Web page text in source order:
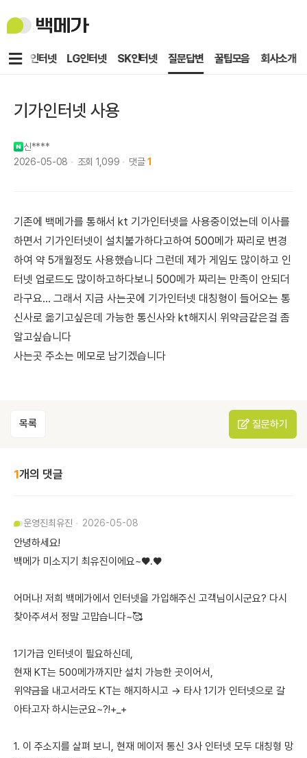
백
메
KT인터넷 LG인터넷 SK인터넷 질문답변 꿀팁모음 회사소개
메
기가인터넷 사용
신****
2026-05-08
조회 1,099 댓글 1
기존에 백메가를 통해서 kt 기가인터넷을 사용중이었는데 이사를
하면서 기가인터넷이 설치불가하다고하여 500메가 짜리로 변경
하여 약 5개월정도 사용했습니다 그런데 제가 게임도 많이하고 인
터넷 업로드도 많이하고하다보니 500메가 짜리는 만족이 안되더
라구요... 그래서 지금 사는곳에 기가인터넷 대칭형이 들어오는 통
신사로 옮기고싶은데 가능한 통신사와 kt해지시 위약금같은걸 좀
알고싶습니다
사는곳 주소는 메모로 남기겠습니다
목록 질문하기
1개의 댓글
운영진최유진 2026-05-08
안녕하세요!
백메가 미소지기 최유진이에요~♥.♥
어머나! 저희 백메가에서 인터넷을 가입해주신 고객님이시군요? 다시
찾아주셔서 정말 고맙습니다~🥰
1기가급 인터넷이 필요하신데,
현재 KT는 500메가까지만 설치 가능한 곳이어서,
위약금을 내고서라도 KT는 해지하시고 → 타사 1기가 인터넷으로 갈
아타고자 하시는군요~?!+_+
1. 이 주소지를 살펴 보니, 현재 메이저 통신 3사 인터넷 모두 대칭형 망